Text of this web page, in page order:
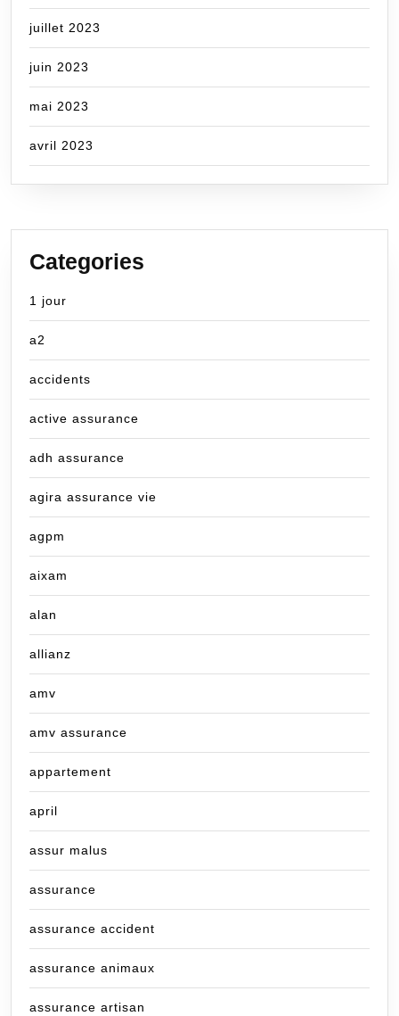
juillet 2023
juin 2023
mai 2023
avril 2023
Categories
1 jour
a2
accidents
active assurance
adh assurance
agira assurance vie
agpm
aixam
alan
allianz
amv
amv assurance
appartement
april
assur malus
assurance
assurance accident
assurance animaux
assurance artisan